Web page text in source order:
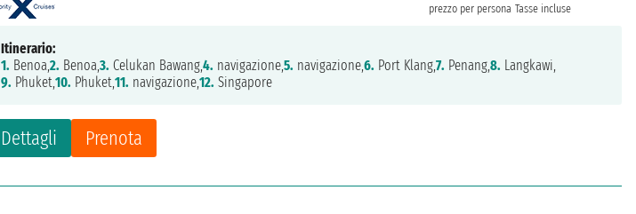
prezzo per persona Tasse incluse
Dettagli Prenota
Itinerario:
1. Benoa,2. Benoa,3. Celukan Bawang,4. navigazione,5. navigazione,6. Port Klang,7. Penang,8. Langkawi,
9. Phuket,10. Phuket,11. navigazione,12. Singapore